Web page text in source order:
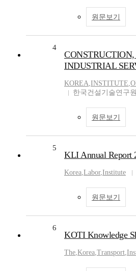
원문보기
4
INDUSTRIAL
KOREA,INSTITUTE,
한국건설기술연구
원문보기
5
KLI Annual Report
Korea,Labor,Institute
원문보기
6
KOTI Knowledge
The,Korea,Transport,